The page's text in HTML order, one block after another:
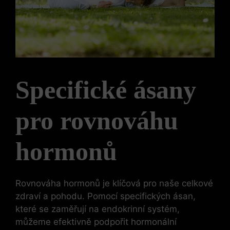
Specifické ásany
pro rovnováhu
hormonů
Rovnováha hormonů je klíčová pro naše celkové
zdraví a pohodu. Pomocí specifických ásan,
které se zaměřují na endokrinní systém,
můžeme efektivně podpořit hormonální